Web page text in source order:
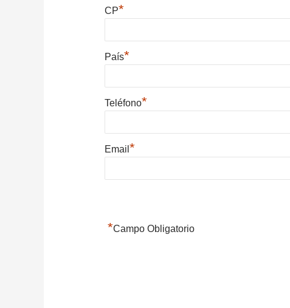
CP*
País*
Teléfono*
Email*
*Campo Obligatorio